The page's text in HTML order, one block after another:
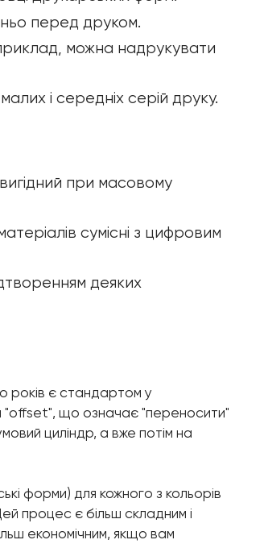
перед друком.
можна надрукувати
і середніх серій друку.
при масовому
сумісні з цифровим
деяких
років є стандартом у
"offset", що означає "переносити"
циліндр, а вже потім на
форми) для кожного з кольорів
процес є більш складним і
економічним, якщо вам